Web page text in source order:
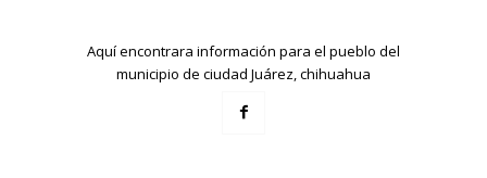
Aquí encontrara información para el pueblo del
municipio de ciudad Juárez, chihuahua